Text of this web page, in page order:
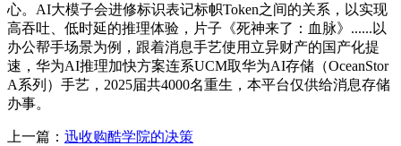
心。AI大模子会进修标识表记标帜Token之间的关系，以实现
高吞吐、低时延的推理体验，片子《死神来了：血脉》......以
办公帮手场景为例，跟着消息手艺使用立异财产的国产化提
速，华为AI推理加快方案连系UCM取华为AI存储（OceanStor
A系列）手艺，2025届共4000名重生，本平台仅供给消息存储
办事。
上一篇： 迅收购酷学院的决策